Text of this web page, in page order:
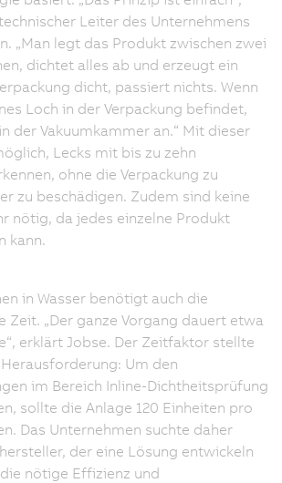
Leiter des Unternehmens
„Man legt das Produkt zwischen zwei
dichtet alles ab und erzeugt ein
dicht, passiert nichts. Wenn
Loch in der Verpackung befindet,
der Vakuumkammer an.“ Mit dieser
Lecks mit bis zu zehn
ohne die Verpackung zu
zu beschädigen. Zudem sind keine
nötig, da jedes einzelne Produkt
kann.
in Wasser benötigt auch die
Zeit. „Der ganze Vorgang dauert etwa
erklärt Jobse. Der Zeitfaktor stellte
Um den
im Bereich Inline-Dichtheitsprüfung
sollte die Anlage 120 Einheiten pro
Das Unternehmen suchte daher
der eine Lösung entwickeln
nötige Effizienz und